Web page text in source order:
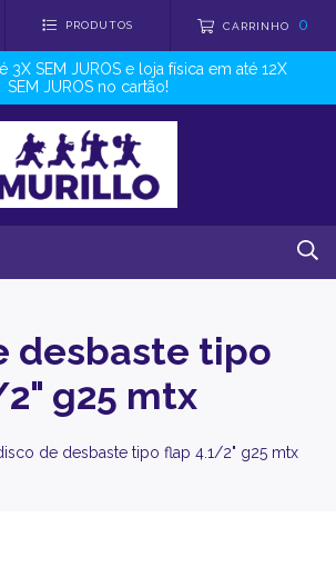
PRODUTOS CARRINHO 0
3X SEM JUROS e loja física em até 12X
SEM JUROS no cartão!
desbaste tipo
g25 mtx
de desbaste tipo flap 4.1/2" g25 mtx